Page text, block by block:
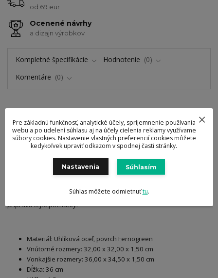
od 69 eur
Ocenené návrhy
a dizajn výrobkov
Kompletné špecifikácie Hodnotenie
0
Komentáre
0
Kompletné špecifikácie
Plech Gem na pečenie pizze
Pripravte si taliansku pizzu vo vaše domácnosti. Budete potrebovať
jeden plech z uhlíkovej ocele, ktorý má nelepivý povrch Fernogreen.
strany. No a ešte budete potrebovať správne ingrediencie na
prípravu tejto pochúťky.
Materiál: Uhlíková oceľ, povrch Fernogreen
Vnútorné rozmery: 32,00 x 32,00 x 1,50 cm
Vonkajšie rozmery: 36,00 x 34,50 x 1,50 cm
Dĺžka: 36 cm
Pre základnú funkčnosť, analytické účely, spríjemnenie používania
webu a po udelení súhlasu aj na účely cielenia reklamy využívame
súbory cookies. Nastavenie vlastných preferencií cookies môžete
kedykoľvek upraviť odkazom v spodnej časti stránky.
Nastavenia Súhlasím
Súhlas môžete odmietnuťtu.